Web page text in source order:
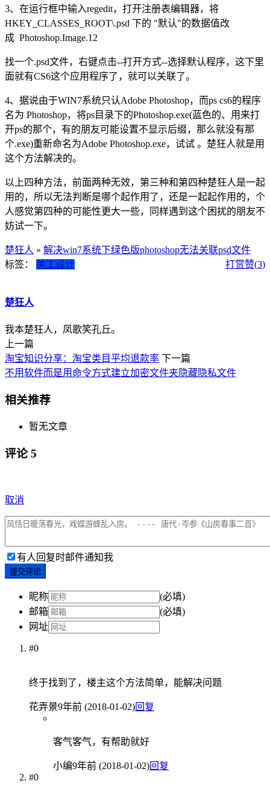
3、在运行框中输入regedit，打开注册表编辑器，将
HKEY_CLASSES_ROOT\.psd 下的 "默认"的数据值改
成 Photoshop.Image.12
找一个.psd文件，右键点击--打开方式--选择默认程序，这下里
面就有CS6这个应用程序了，就可以关联了。
4、据说由于WIN7系统只认Adobe Photoshop，而ps cs6的程序
名为 Photoshop，将ps目录下的Photoshop.exe(蓝色的、用来打
开ps的那个，有的朋友可能设置不显示后缀，那么就没有那
个.exe)重新命名为Adobe Photoshop.exe，试试 。楚狂人就是用
这个方法解决的。
以上四种方法，前面两种无效，第三种和第四种楚狂人是一起
用的，所以无法判断是哪个起作用了，还是一起起作用的，个
人感觉第四种的可能性更大一些，同样遇到这个困扰的朋友不
妨试一下。
楚狂人 » 解决win7系统下绿色版photoshop无法关联psd文件
打赏赞(3)
标签： 美工设计
楚狂人
我本楚狂人，凤歌笑孔丘。
上一篇
淘宝知识分享：淘宝类目平均退款率 下一篇
不用软件而是用命令方式建立加密文件夹隐藏隐私文件
相关推荐
暂无文章
评论 5
取消
有人回复时邮件通知我
提交评论
昵称
(必填)
邮箱
(必填)
网址
#0
终于找到了，楼主这个方法简单，能解决问题
花弄景9年前 (2018-01-02)回复
客气客气，有帮助就好
小编9年前 (2018-01-02)回复
#0